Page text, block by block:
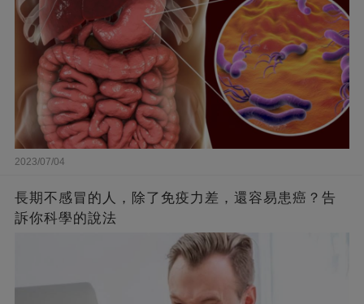
2023/07/04
長期不感冒的人，除了免疫力差，還容易患癌？告
訴你科學的說法